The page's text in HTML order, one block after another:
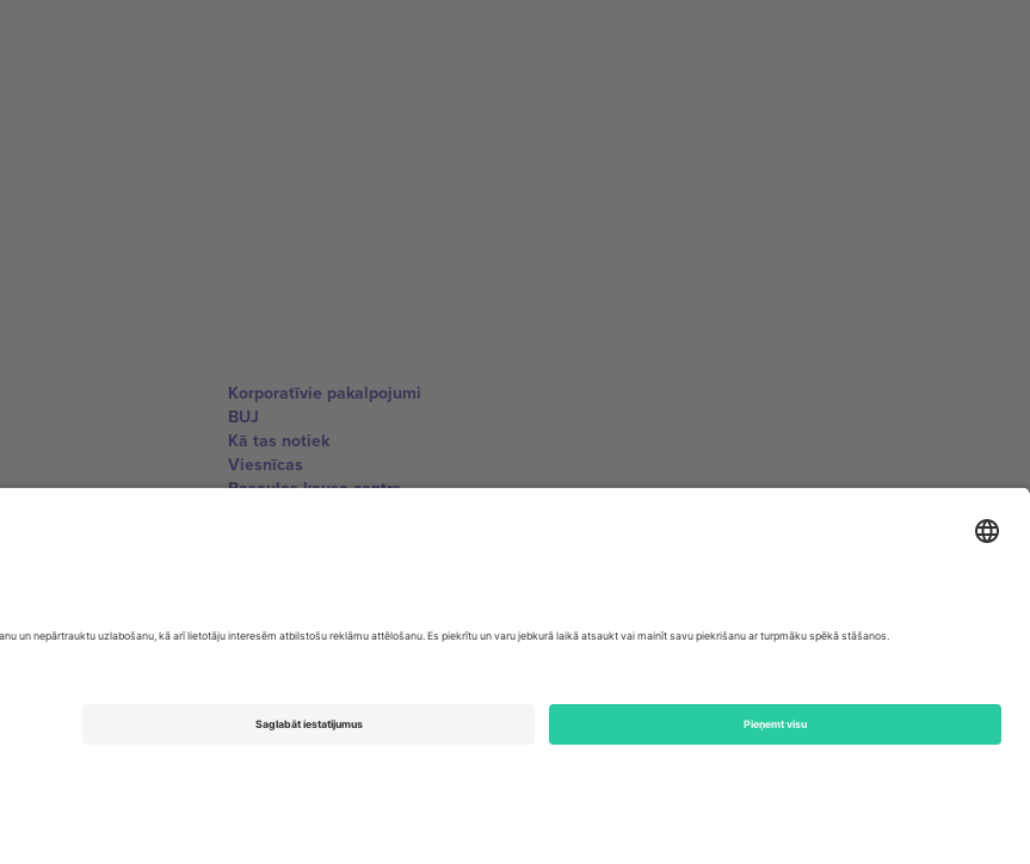
Korporatīvie pakalpojumi
BUJ
Kā tas notiek
Viesnīcas
Pasaules kausa centrs